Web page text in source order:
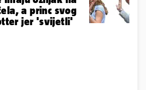
a princ svog
jer 'svijetli'